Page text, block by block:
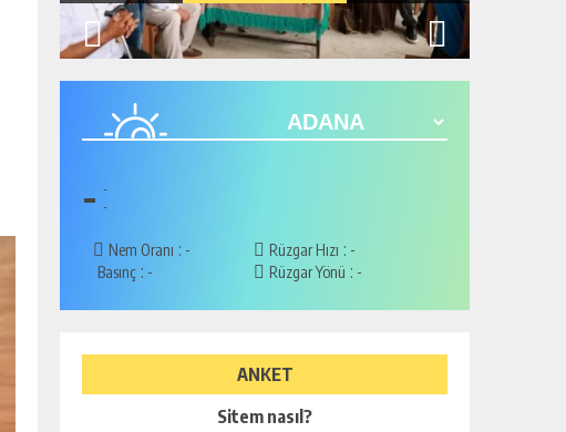
- -
-
Nem Oranı : -
Basınç : -
Rüzgar Hızı : -
Rüzgar Yönü : -
ANKET
Sitem nasıl?